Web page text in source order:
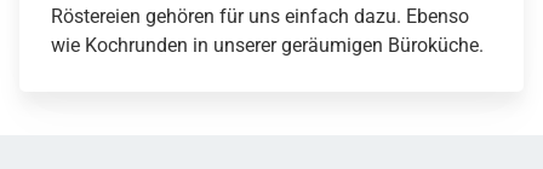
Röstereien gehören für uns einfach dazu. Ebenso
wie Kochrunden in unserer geräumigen Büroküche.